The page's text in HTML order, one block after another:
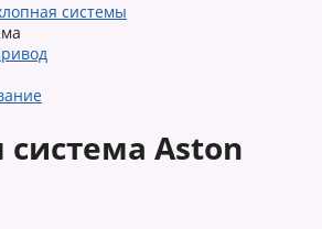
системы
Aston